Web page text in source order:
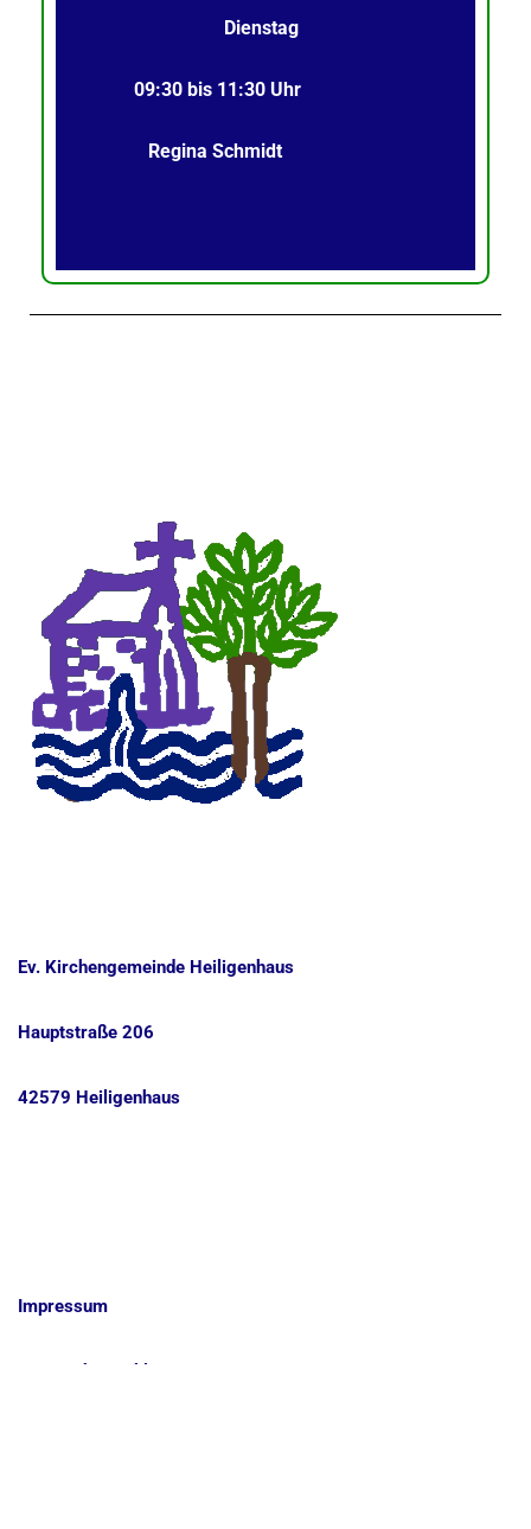
Dienstag
09:30 bis 11:30 Uhr
Regina Schmidt
Ev. Kirchengemeinde Heiligenhaus
Hauptstraße 206
42579 Heiligenhaus
Impressum
Datenschutzerklärung